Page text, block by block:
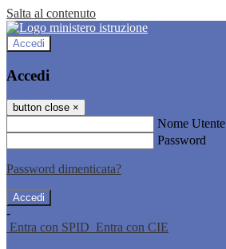
Salta al contenuto
Accedi
Accedi
button close ×
Nome Utente
Password
Password dimenticata?
-
Entra con SPID Entra con CIE